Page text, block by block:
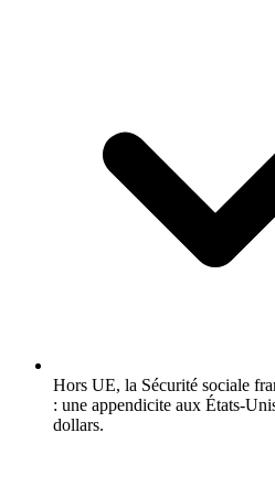
Hors UE, la Sécurité sociale
: une appendicite aux États-
dollars.